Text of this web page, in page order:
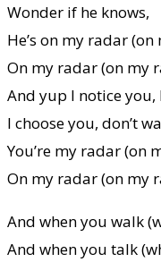
Wonder if he knows,
He’s on my radar
On my radar (on my
And yup I notice you,
I choose you, don’t
You’re my radar (on
On my radar (on my
And when you walk
And when you talk